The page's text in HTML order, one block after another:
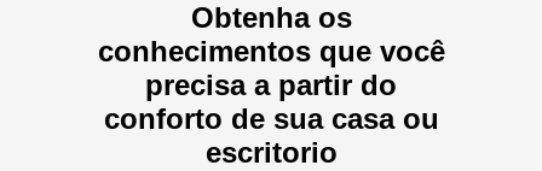
Obtenha os
conhecimentos que você
precisa a partir do
conforto de sua casa ou
escritorio